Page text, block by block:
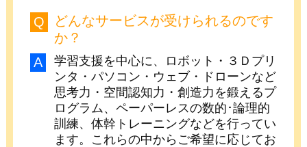
どんなサービスが受けられるのです
か？
学習支援を中心に、ロボット・３Ｄプリ
ンタ・パソコン・ウェブ・ドローンなど
思考力・空間認知力・創造力を鍛えるプ
ログラム、ペーパーレスの数的･論理的
訓練、体幹トレーニングなどを行ってい
ます。これらの中からご希望に応じてお